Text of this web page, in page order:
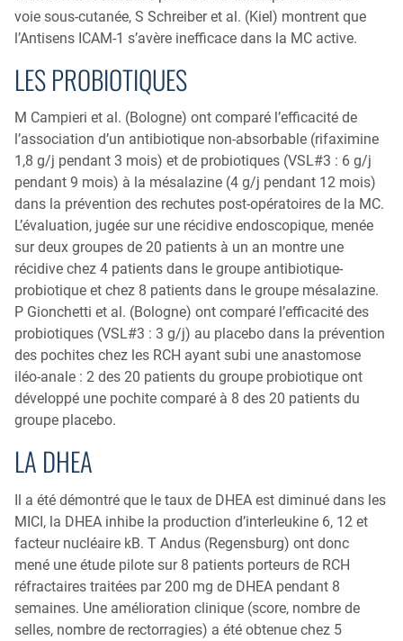
voie sous-cutanée, S Schreiber et al. (Kiel) montrent que
l’Antisens ICAM-1 s’avère inefficace dans la MC active.
LES PROBIOTIQUES
M Campieri et al. (Bologne) ont comparé l’efficacité de
l’association d’un antibiotique non-absorbable (rifaximine
1,8 g/j pendant 3 mois) et de probiotiques (VSL#3 : 6 g/j
pendant 9 mois) à la mésalazine (4 g/j pendant 12 mois)
dans la prévention des rechutes post-opératoires de la MC.
L’évaluation, jugée sur une récidive endoscopique, menée
sur deux groupes de 20 patients à un an montre une
récidive chez 4 patients dans le groupe antibiotique-
probiotique et chez 8 patients dans le groupe mésalazine.
P Gionchetti et al. (Bologne) ont comparé l’efficacité des
probiotiques (VSL#3 : 3 g/j) au placebo dans la prévention
des pochites chez les RCH ayant subi une anastomose
iléo-anale : 2 des 20 patients du groupe probiotique ont
développé une pochite comparé à 8 des 20 patients du
groupe placebo.
LA DHEA
Il a été démontré que le taux de DHEA est diminué dans les
MICI, la DHEA inhibe la production d’interleukine 6, 12 et
facteur nucléaire kB. T Andus (Regensburg) ont donc
mené une étude pilote sur 8 patients porteurs de RCH
réfractaires traitées par 200 mg de DHEA pendant 8
semaines. Une amélioration clinique (score, nombre de
selles, nombre de rectorragies) a été obtenue chez 5